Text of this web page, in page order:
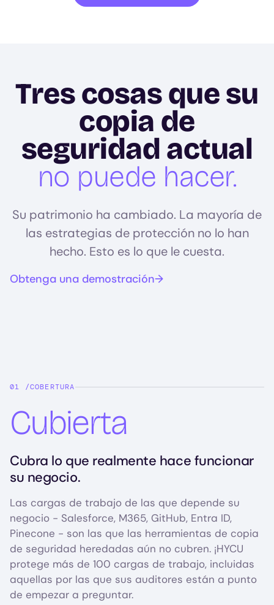
Tres cosas que su
copia de
seguridad actual
no puede hacer.
Su patrimonio ha cambiado. La mayoría de
las estrategias de protección no lo han
hecho. Esto es lo que le cuesta.
Obtenga una demostración
COBERTURA
Cubierta
Cubra lo que realmente hace funcionar
su negocio.
Las cargas de trabajo de las que depende su
negocio - Salesforce, M365, GitHub, Entra ID,
Pinecone - son las que las herramientas de copia
de seguridad heredadas aún no cubren. ¡HYCU
protege más de 100 cargas de trabajo, incluidas
aquellas por las que sus auditores están a punto
de empezar a preguntar.